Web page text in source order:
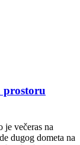
prostoru
večeras na
dugog dometa na